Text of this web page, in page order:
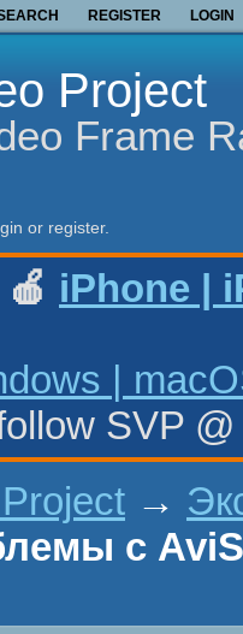
REGISTER LOGIN
Project
Frame
or register.
iPhone |
|
SVP
→
с